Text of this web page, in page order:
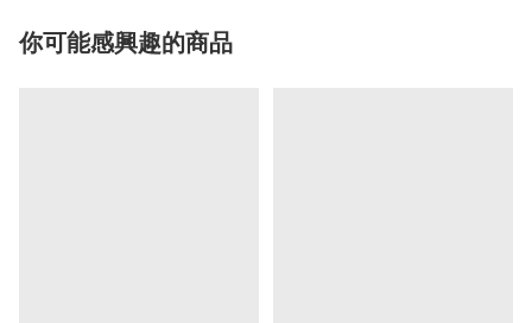
你可能感興趣的商品